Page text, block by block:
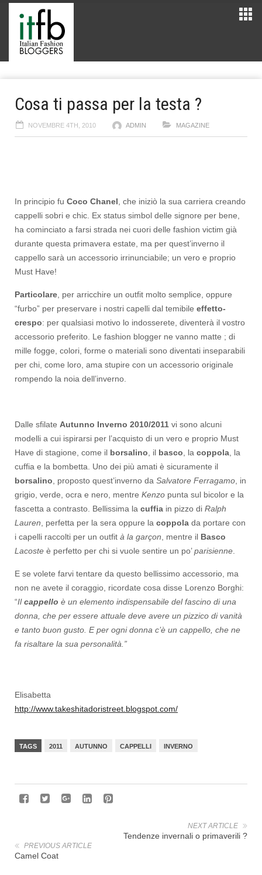
Cosa ti passa per la testa ?
NOVEMBRE 4TH, 2010 ADMIN MAGAZINE
In principio fu Coco Chanel , che iniziò la sua carriera creando
cappelli sobri e chic. Ex status simbol delle signore per bene,
ha cominciato a farsi strada nei cuori delle fashion victim già
durante questa primavera estate, ma per quest’inverno il
cappello sarà un accessorio irrinunciabile; un vero e proprio
Must Have!
Particolare , per arricchire un outfit molto semplice, oppure
“furbo” per preservare i nostri capelli dal temibile effetto-
crespo: per qualsiasi motivo lo indosserete, diventerà il vostro
accessorio preferito. Le fashion blogger ne vanno matte ; di
mille fogge, colori, forme o materiali sono diventati inseparabili
per chi, come loro, ama stupire con un accessorio originale
rompendo la noia dell’inverno.
Dalle sfilate Autunno Inverno 2010/2011 vi sono alcuni
modelli a cui ispirarsi per l’acquisto di un vero e proprio Must
Have di stagione, come il borsalino , il basco , la coppola , la
cuffia e la bombetta. Uno dei più amati è sicuramente il
borsalino , proposto quest’inverno da Salvatore Ferragamo , in
grigio, verde, ocra e nero, mentre Kenzo punta sul bicolor e la
fascetta a contrasto. Bellissima la cuffia in pizzo di Ralph
Lauren , perfetta per la sera oppure la coppola da portare con
i capelli raccolti per un outfit à la garçon , mentre il Basco
Lacoste è perfetto per chi si vuole sentire un po’parisienne
E se volete farvi tentare da questo bellissimo accessorio, ma
non ne avete il coraggio, ricordate cosa disse Lorenzo Borghi:
“Ilcappello è un elemento indispensabile del fascino di una
donna, che per essere attuale deve avere un pizzico di vanità
e tanto buon gusto. E per ogni donna c’è un cappello, che ne
fa risaltare la sua personalità.”
Elisabetta
http://www.takeshitadoristreet.blogspot.com/
TAGS 2011 AUTUNNO CAPPELLI INVERNO
NEXT ARTICLE
Tendenze invernali o primaverili ?
PREVIOUS ARTICLE
Camel Coat